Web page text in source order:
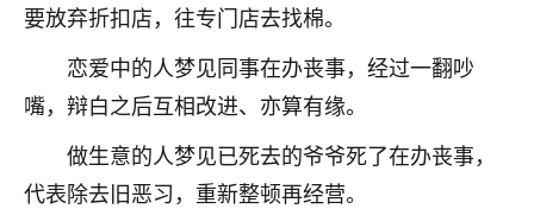
要放弃折扣店，往专门店去找棉。
恋爱中的人梦见同事在办丧事，经过一翻吵
嘴，辩白之后互相改进、亦算有缘。
做生意的人梦见已死去的爷爷死了在办丧事，
代表除去旧恶习，重新整顿再经营。